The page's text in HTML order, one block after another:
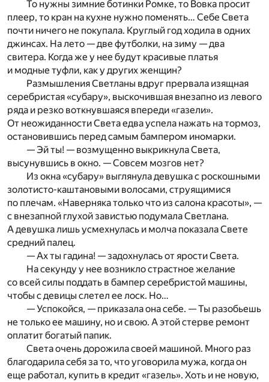
То нужны зимние ботинки Ромке, то Вовка просит
плеер, то кран на кухне нужно поменять… Себе Света
почти ничего не покупала. Круглый год ходила в одних
джинсах. На лето — две футболки, на зиму — два
свитера. Когда же у нее будут красивые платья
и модные туфли, как у других женщин?
Размышления Светланы вдруг прервала изящная
серебристая «субару», выскочившая внезапно из левого
ряда и резко воткнувшаяся впереди «газели».
От неожиданности Света едва успела нажать на тормоз,
остановившись перед самым бампером иномарки.
— Эй ты! — возмущенно выкрикнула Света,
высунувшись в окно. — Совсем мозгов нет?
Из окна «субару» выглянула девушка с роскошными
золотисто-каштановыми волосами, струящимися
по плечам. «Наверняка только что из салона красоты», —
с внезапной глухой завистью подумала Светлана.
А девушка лишь усмехнулась и молча показала Свете
средний палец.
— Ах ты гадина! — задохнулась от ярости Света.
На секунду у нее возникло страстное желание
со всей силы поддать в бампер серебристой машины,
чтобы с девицы слетел ее лоск. Но…
— Успокойся, — приказала она себе. — Ты разобьешь
не только ее машину, но и свою. А этой стерве ремонт
оплатит богатый папик.
Света очень дорожила своей машиной. Много раз
благодарила себя за то, что уговорила мужа, когда он
еще работал, купить в кредит «газель». Хоть и не новую,